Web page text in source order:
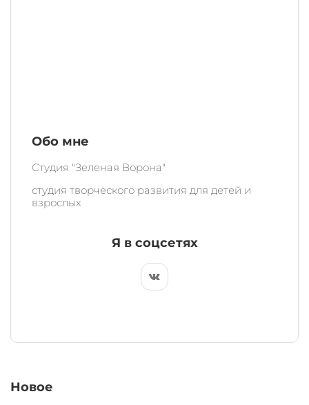
Обо мне
Студия "Зеленая Ворона"
студия творческого развития для детей и
взрослых
Я в соцсетях
Новое